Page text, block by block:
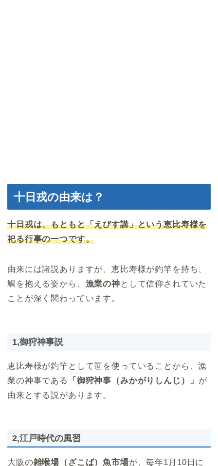
十日戎の由来は？
十日戎は、もともと「えびす講」という恵比寿様を
祀る行事の一つです。
由来には諸説ありますが、恵比寿様が釣竿を持ち、
鯛を抱える姿から、 漁業の神 として信仰されていた
ことが深く関わっています。
1,御狩神事説
恵比寿様が釣竿として笹を使っていることから、漁
業の神事である
「御狩神事（みかがりしんじ）」 が
由来とする説があります。
2,江戸時代の風習
大阪の雑喉場（ざこば）魚市場が、毎年1月10日に